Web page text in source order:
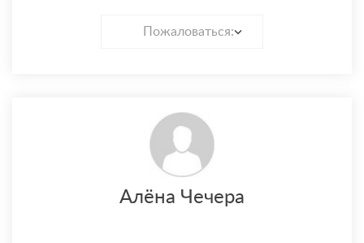
Пожаловаться:
Алёна Чечера